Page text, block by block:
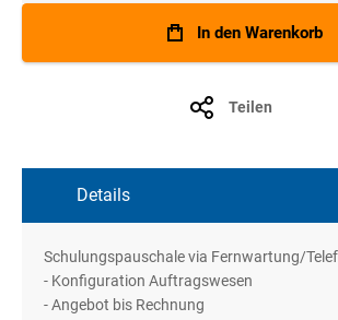
In den Warenkorb
Teilen
Details
Schulungspauschale via Fernwartung/
- Konfiguration Auftragswesen
- Angebot bis Rechnung